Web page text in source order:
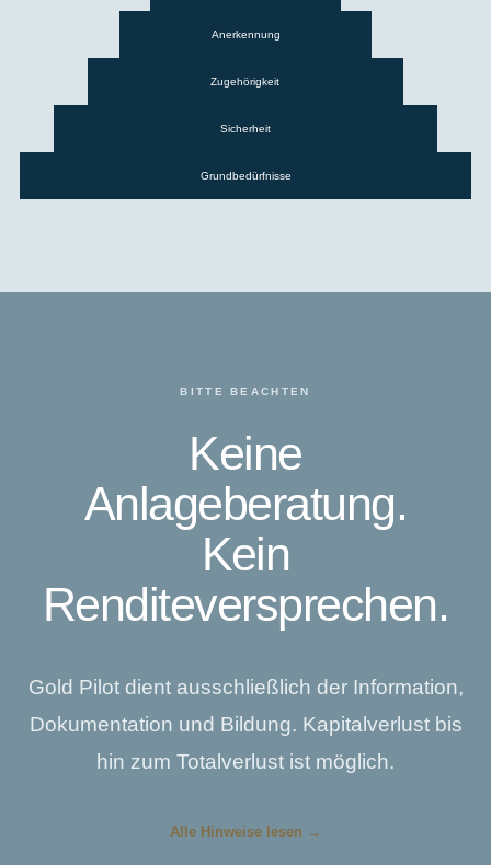
Anerkennung
Zugehörigkeit
Sicherheit
Grundbedürfnisse
BITTE BEACHTEN
Keine
Anlageberatung.
Kein
Renditeversprechen.
Gold Pilot dient ausschließlich der Information,
Dokumentation und Bildung. Kapitalverlust bis
hin zum Totalverlust ist möglich.
Alle Hinweise lesen →